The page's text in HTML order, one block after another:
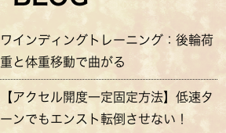
ワインディングトレーニング：後輪荷
重と体重移動で曲がる
【アクセル開度一定固定方法】低速タ
ーンでもエンスト転倒させない！